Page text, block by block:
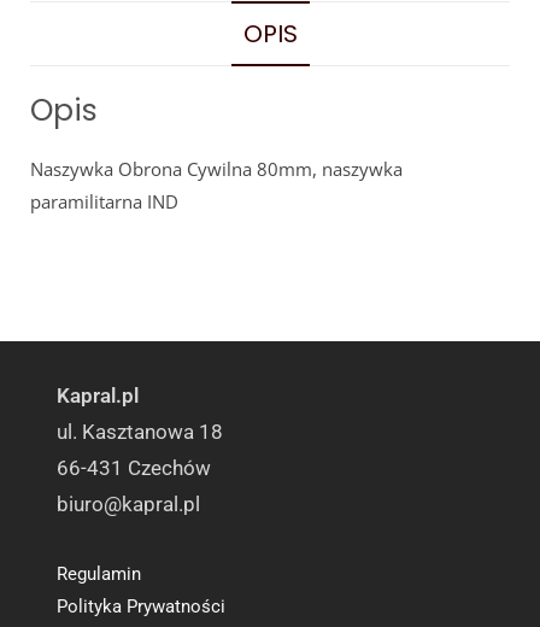
OPIS
Opis
Naszywka Obrona Cywilna 80mm, naszywka
paramilitarna IND
Kapral.pl
ul. Kasztanowa 18
66-431 Czechów
biuro@kapral.pl
Regulamin
Polityka Prywatności